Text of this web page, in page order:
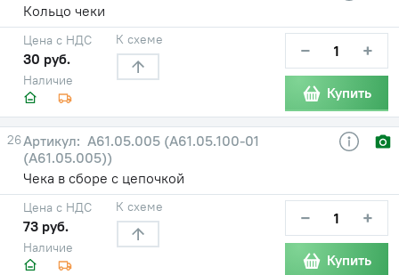
Кольцо чеки
Наличие
Цена с НДС
30 руб.
К схеме − +
Купить
26
А61.05.005 (А61.05.100-01
(А61.05.005))
Чека в сборе с цепочкой
Наличие
Цена с НДС
73 руб.
К схеме − +
Купить